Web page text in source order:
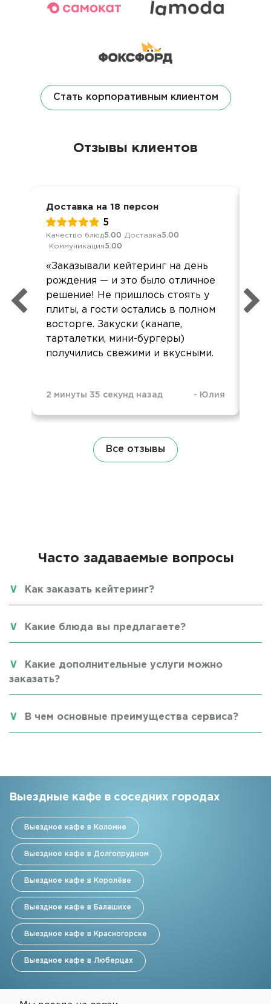
Стать корпоративным клиентом
Отзывы клиентов
Доставка на 18 персон
5
Качество блюд5.00 Доставка5.00
Коммуникация5.00
«Заказывали кейтеринг на день
рождения — и это было отличное
решение! Не пришлось стоять у
плиты, а гости остались в полном
восторге. Закуски (канапе,
тарталетки, мини-бургеры)
получились свежими и вкусными.
2 минуты 35 секунд назад - Юлия
Все отзывы
Часто задаваемые вопросы
Как заказать кейтеринг?
Какие блюда вы предлагаете?
Какие дополнительные услуги можно
заказать?
В чем основные преимущества сервиса?
Выездные кафе в соседних городах
Выездное кафе в Коломне
Выездное кафе в Долгопрудном
Выездное кафе в Королёве
Выездное кафе в Балашихе
Выездное кафе в Красногорске
Выездное кафе в Люберцах